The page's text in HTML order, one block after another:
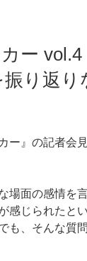
ー
振り返り
ー』の記者会
場面の感情を
感じられたと
も、そんな質